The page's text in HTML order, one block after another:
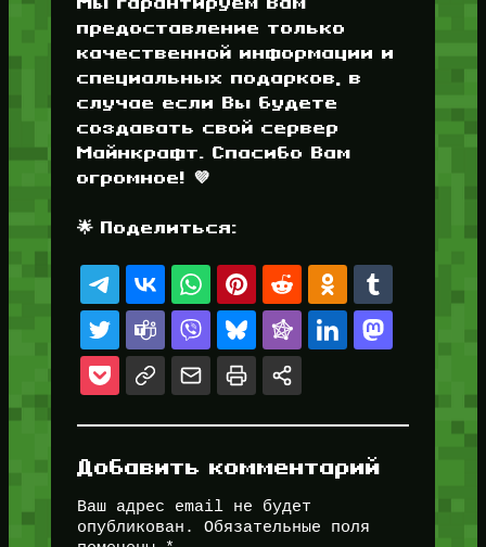
предоставление только
качественной информации и
специальных подарков, в
случае если Вы будете
создавать свой сервер
Майнкрафт. Спасибо Вам
огромное! 💜
🌟 Поделиться:
Добавить комментарий
Ваш адрес email не будет
опубликован.
Обязательные поля